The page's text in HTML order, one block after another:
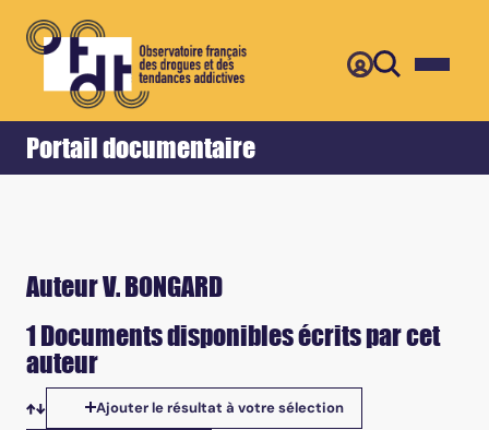
Portail documentaire
Accueil Retour
Auteur V. BONGARD
1 Documents disponibles écrits par cet
auteur
Tris disponibles
Ajouter le résultat à votre sélection